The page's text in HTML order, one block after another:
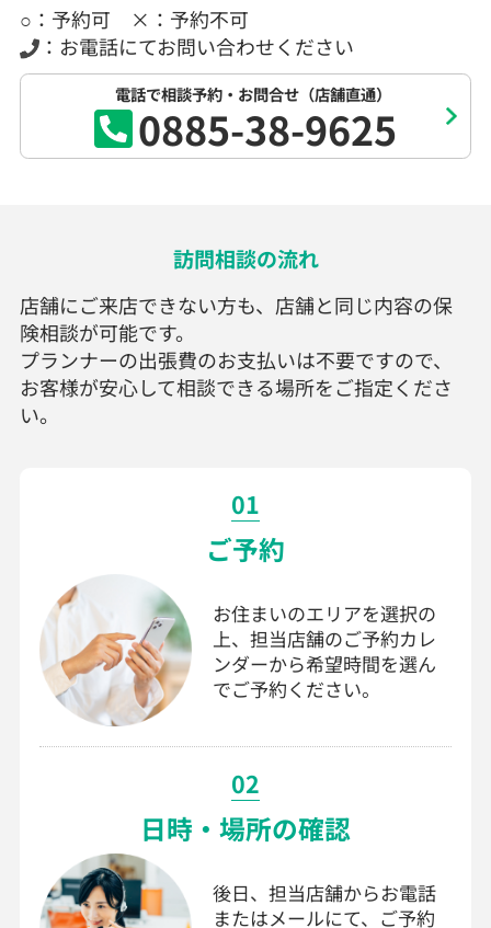
○：予約可 ×：予約不可
：お電話にてお問い合わせください
電話で相談予約・お問合せ（店舗直通）
0885-38-9625
訪問相談の流れ
店舗にご来店できない方も、店舗と同じ内容の保
険相談が可能です。
プランナーの出張費のお支払いは不要ですので、
お客様が安心して相談できる場所をご指定くださ
い。
01
ご予約
お住まいのエリアを選択の
上、担当店舗のご予約カレ
ンダーから希望時間を選ん
でご予約ください。
02
日時・場所の確認
後日、担当店舗からお電話
またはメールにて、ご予約